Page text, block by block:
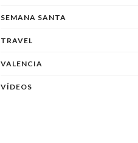
SEMANA SANTA
TRAVEL
VALENCIA
VÍDEOS